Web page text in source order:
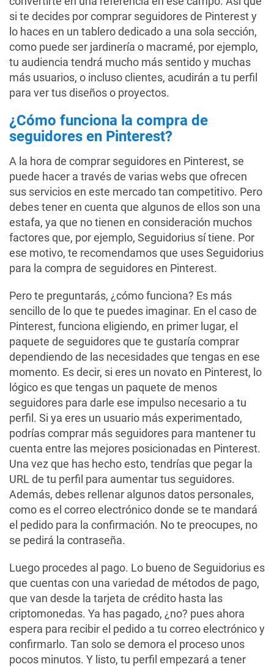
si te decides por comprar seguidores de Pinterest y
lo haces en un tablero dedicado a una sola sección,
como puede ser jardinería o macramé, por ejemplo,
tu audiencia tendrá mucho más sentido y muchas
más usuarios, o incluso clientes, acudirán a tu perfil
para ver tus diseños o proyectos.
¿Cómo funciona la compra de
seguidores en Pinterest?
A la hora de comprar seguidores en Pinterest, se
puede hacer a través de varias webs que ofrecen
sus servicios en este mercado tan competitivo. Pero
debes tener en cuenta que algunos de ellos son una
estafa, ya que no tienen en consideración muchos
factores que, por ejemplo, Seguidorius sí tiene. Por
ese motivo, te recomendamos que uses Seguidorius
para la compra de seguidores en Pinterest.
Pero te preguntarás, ¿cómo funciona? Es más
sencillo de lo que te puedes imaginar. En el caso de
Pinterest, funciona eligiendo, en primer lugar, el
paquete de seguidores que te gustaría comprar
dependiendo de las necesidades que tengas en ese
momento. Es decir, si eres un novato en Pinterest, lo
lógico es que tengas un paquete de menos
seguidores para darle ese impulso necesario a tu
perfil. Si ya eres un usuario más experimentado,
podrías comprar más seguidores para mantener tu
cuenta entre las mejores posicionadas en Pinterest.
Una vez que has hecho esto, tendrías que pegar la
URL de tu perfil para aumentar tus seguidores.
Además, debes rellenar algunos datos personales,
como es el correo electrónico donde se te mandará
el pedido para la confirmación. No te preocupes, no
se pedirá la contraseña.
Luego procedes al pago. Lo bueno de Seguidorius es
que cuentas con una variedad de métodos de pago,
que van desde la tarjeta de crédito hasta las
criptomonedas. Ya has pagado, ¿no? pues ahora
espera para recibir el pedido a tu correo electrónico y
confirmarlo. Tan solo se demora el proceso unos
pocos minutos. Y listo, tu perfil empezará a tener